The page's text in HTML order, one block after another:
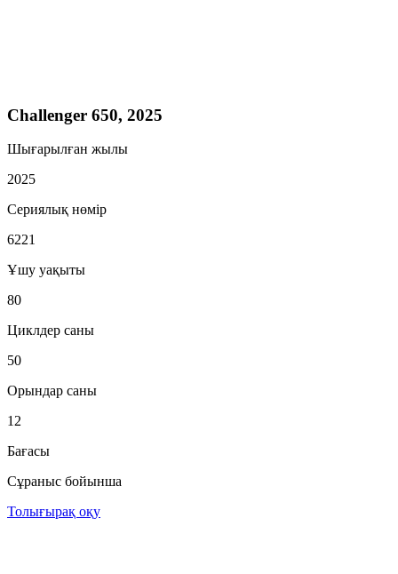
Challenger 650, 2025
Шығарылған жылы
2025
Сериялық нөмір
6221
Ұшу уақыты
80
Циклдер саны
50
Орындар саны
12
Бағасы
Сұраныс бойынша
Толығырақ оқу